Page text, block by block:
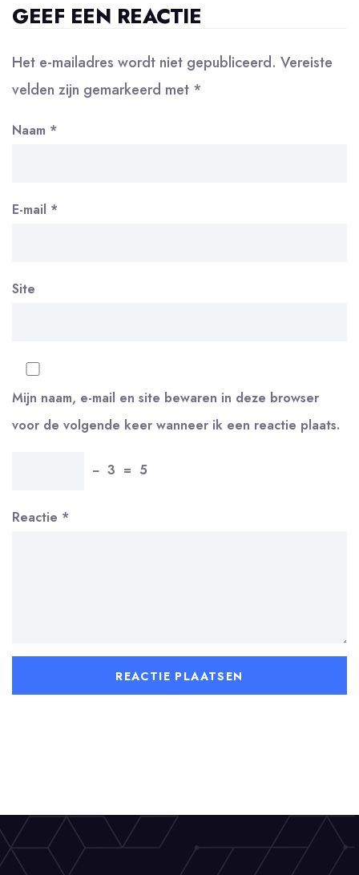
GEEF EEN REACTIE
Het e-mailadres wordt niet gepubliceerd. Vereiste
velden zijn gemarkeerd met *
Naam *
E-mail *
Site
Mijn naam, e-mail en site bewaren in deze browser
voor de volgende keer wanneer ik een reactie plaats.
− 3 = 5
Reactie *